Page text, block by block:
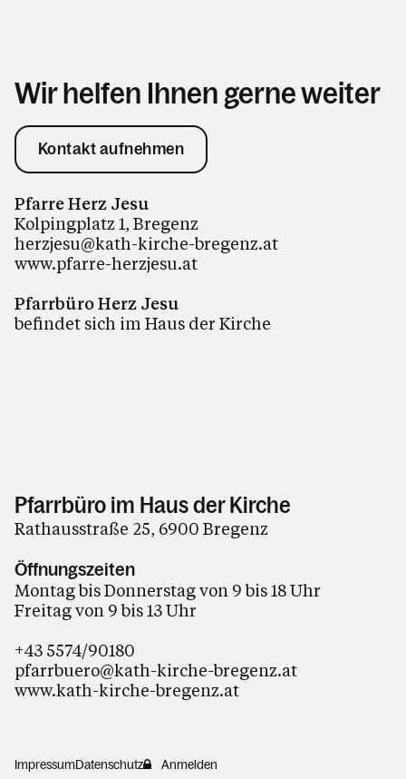
Wir helfen Ihnen gerne weiter
Kontakt aufnehmen
Pfarre Herz Jesu
Kolpingplatz 1, Bregenz
herzjesu@kath-kirche-bregenz.at
www.pfarre-herzjesu.at
Pfarrbüro Herz Jesu
befindet sich im Haus der Kirche
Pfarrbüro im Haus der Kirche
Rathausstraße 25, 6900 Bregenz
Öffnungszeiten
Montag bis Donnerstag von 9 bis 18 Uhr
Freitag von 9 bis 13 Uhr
+43 5574/90180
pfarrbuero@kath-kirche-bregenz.at
www.kath-kirche-bregenz.at
ImpressumDatenschutz Anmelden